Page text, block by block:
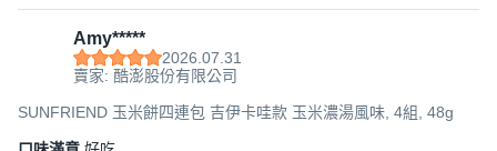
Amy*****
2026.07.31
賣家: 酷澎股份有限公司
SUNFRIEND 玉米餅四連包 吉伊卡哇款 玉米濃湯風味, 4組, 48g